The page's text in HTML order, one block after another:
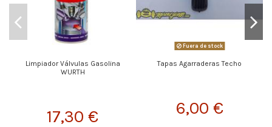
Limpiador Válvulas Gasolina
WURTH
17,30 €
Fuera de stock
Tapas Agarraderas Techo
6,00 €